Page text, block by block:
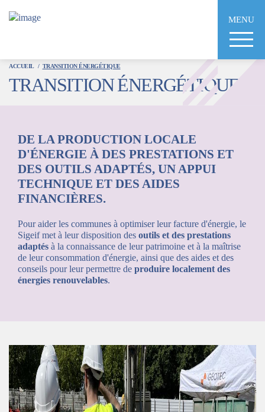
MENU
ACCUEIL TRANSITION ÉNERGÉTIQUE
TRANSITION ÉNERGÉTIQUE
DE LA PRODUCTION LOCALE
D'ÉNERGIE À DES PRESTATIONS ET
DES OUTILS ADAPTÉS, UN APPUI
TECHNIQUE ET DES AIDES
FINANCIÈRES.
Pour aider les communes à optimiser leur facture d'énergie, le
Sigeif met à leur disposition des outils et des prestations
adaptés à la connaissance de leur patrimoine et à la maîtrise
de leur consommation d'énergie, ainsi que des aides et des
conseils pour leur permettre de produire localement des
énergies renouvelables.